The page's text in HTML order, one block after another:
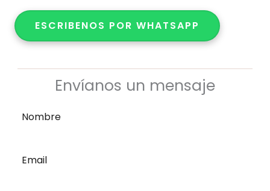
ESCRIBENOS POR WHATSAPP
Envíanos un mensaje